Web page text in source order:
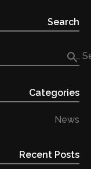
界へ届けていきま
へ発信 今回数多
、コンテンツ市場
、たくさんのユー
Search
search
Categories
News
Recent Posts